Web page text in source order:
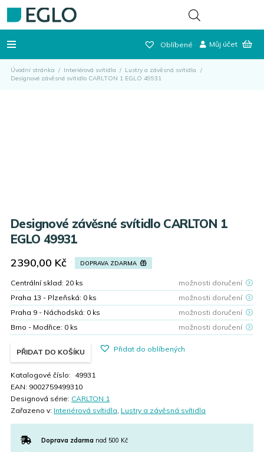
Oblíbené Můj účet
Úvodní stránka / Interiérová svítidla / Lustry a závěsná svítidla
/
Designové závěsné svítidlo CARLTON 1 EGLO 49931
Designové závěsné svítidlo CARLTON 1
EGLO 49931
2390,00 Kč DOPRAVA ZDARMA
Centrální sklad: 20 ks
možnosti doručení
Praha 13 - Plzeňská: 0 ks
možnosti doručení
Praha 9 - Náchodská: 0 ks
možnosti doručení
Brno - Modřice: 0 ks možnosti doručení
PŘIDAT DO KOŠÍKU Přidat do oblíbených
Katalogové číslo: 49931
EAN: 9002759499310
Designová série: CARLTON 1
Zařazeno v: Interiérová svítidla, Lustry a závěsná svítidla
Doprava zdarma nad 500 Kč